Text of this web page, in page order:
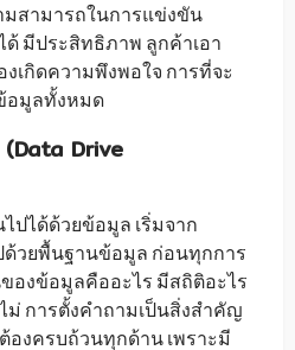
สามารถในการแข่งขัน
มีประสิทธิภาพ ลูกค้าเอา
เกิดความพึงพอใจ การที่จะ
อมูลทั้งหมด
(Data Drive
ปได้ด้วยข้อมูล เริ่มจาก
ด้วยพื้นฐานข้อมูล ก่อนทุกการ
องข้อมูลคืออะไร มีสถิติอะไร
ม่ การตั้งคำถามเป็นสิ่งสำคัญ
องครบถ้วนทุกด้าน เพราะมี